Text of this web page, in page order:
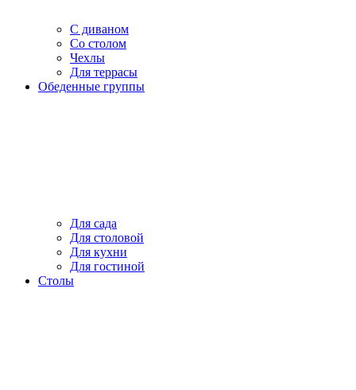
С диваном
Со столом
Чехлы
Для террасы
Обеденные группы
Для сада
Для столовой
Для кухни
Для гостиной
Столы